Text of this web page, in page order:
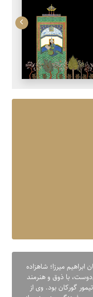
میرزا؛ شاهزاده
با ذوق و هنرمند
گورکان بود. وی از